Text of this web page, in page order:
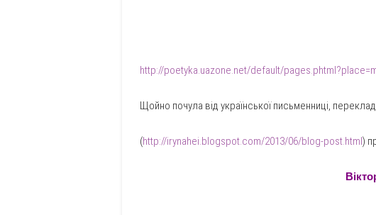
http://poetyka.uazone.net/default/
Щойно почула від української письменниці,
(http://irynahei.blogspot.com/2013/06/blog-post.html)